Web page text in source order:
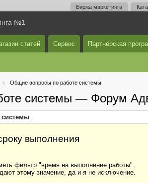
Биржа маркетинга
№1
статей Сервис Партнёрская
Общие вопросы по работе системы
системы — Форум
выполнения
фильтр "время на выполнение работы".
этому значение, да и я не исключение.